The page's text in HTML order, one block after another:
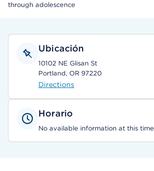
through adolescence
Ubicación
10102 NE Glisan St
Portland, OR 97220
Directions
Horario
No available information at this time